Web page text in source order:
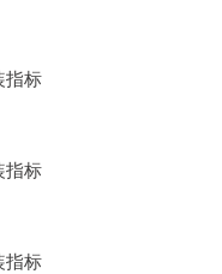
指标
指标
指标